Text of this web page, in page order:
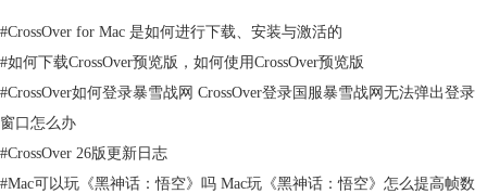
#CrossOver for Mac 是如何进行下载、安装与激活的
#如何下载CrossOver预览版，如何使用CrossOver预览版
#CrossOver如何登录暴雪战网 CrossOver登录国服暴雪战网无法弹出登录
窗口怎么办
#CrossOver 26版更新日志
#Mac可以玩《黑神话：悟空》吗 Mac玩《黑神话：悟空》怎么提高帧数